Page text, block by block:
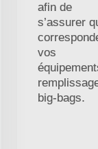
afin de
s’assurer
vos
big-bags.